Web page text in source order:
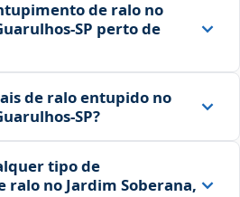
de ralo no
perto de
de ralo entupido no
tipo de
no Jardim Soberana,